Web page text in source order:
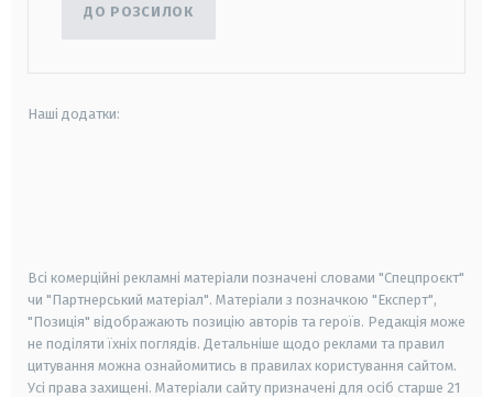
ДО РОЗСИЛОК
Наші додатки:
Всі комерційні рекламні матеріали позначені словами "Спецпроєкт"
чи "Партнерський матеріал". Матеріали з позначкою "Експерт",
"Позиція" відображають позицію авторів та героїв. Редакція може
не поділяти їхніх поглядів. Детальніше щодо реклами та правил
цитування можна ознайомитись в правилах користування сайтом.
Усі права захищені. Матеріали сайту призначені для осіб старше 21